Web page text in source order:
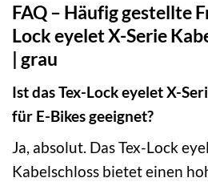
FAQ – Häufig gestellte
Lock eyelet X-Serie
| grau
Ist das Tex-Lock eyelet X-
für E-Bikes geeignet?
Ja, absolut. Das Tex-Lock
Kabelschloss bietet einen